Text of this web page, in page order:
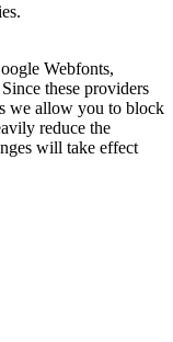
Webfonts,
these providers
we allow you to block
reduce the
will take effect